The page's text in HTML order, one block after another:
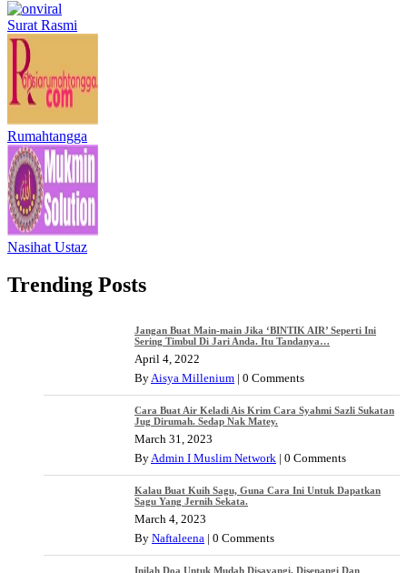
Surat Rasmi
Rumahtangga
Nasihat Ustaz
Trending Posts
Jangan Buat Main-main Jika ‘BINTIK AIR’ Seperti Ini
Sering Timbul Di Jari Anda. Itu Tandanya…
April 4, 2022
ByAisya Millenium | 0 Comments
Cara Buat Air Keladi Ais Krim Cara Syahmi Sazli Sukatan
Jug Dirumah. Sedap Nak Matey.
March 31, 2023
ByAdmin I Muslim Network | 0 Comments
Kalau Buat Kuih Sagu, Guna Cara Ini Untuk Dapatkan
Sagu Yang Jernih Sekata.
March 4, 2023
By Naftaleena | 0 Comments
Inilah Doa Untuk Mudah Disayangi, Disenangi Dan